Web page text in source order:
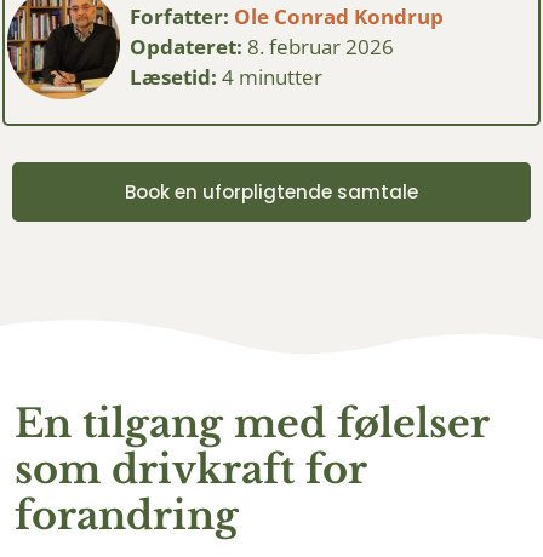
Forfatter: Ole Conrad Kondrup
Opdateret: 8. februar 2026
Læsetid: 4 minutter
Book en uforpligtende samtale
En tilgang med følelser
som drivkraft for
forandring